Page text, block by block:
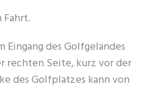
des Golfgeländes
rechten Seite, kurz vor der
des Golfplatzes kann von